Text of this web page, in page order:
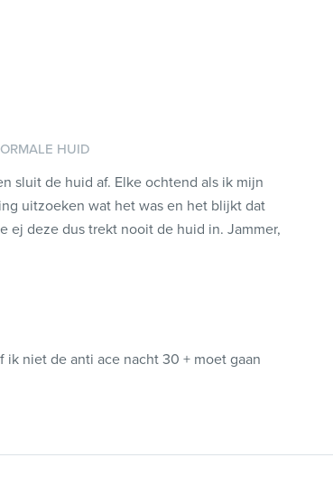
HUID
sluit de huid af. Elke ochtend als ik mijn
uitzoeken wat het was en het blijkt dat
ej deze dus trekt nooit de huid in. Jammer,
niet de anti ace nacht 30 + moet gaan